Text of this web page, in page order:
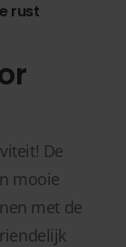
rust
De
mooie
met de